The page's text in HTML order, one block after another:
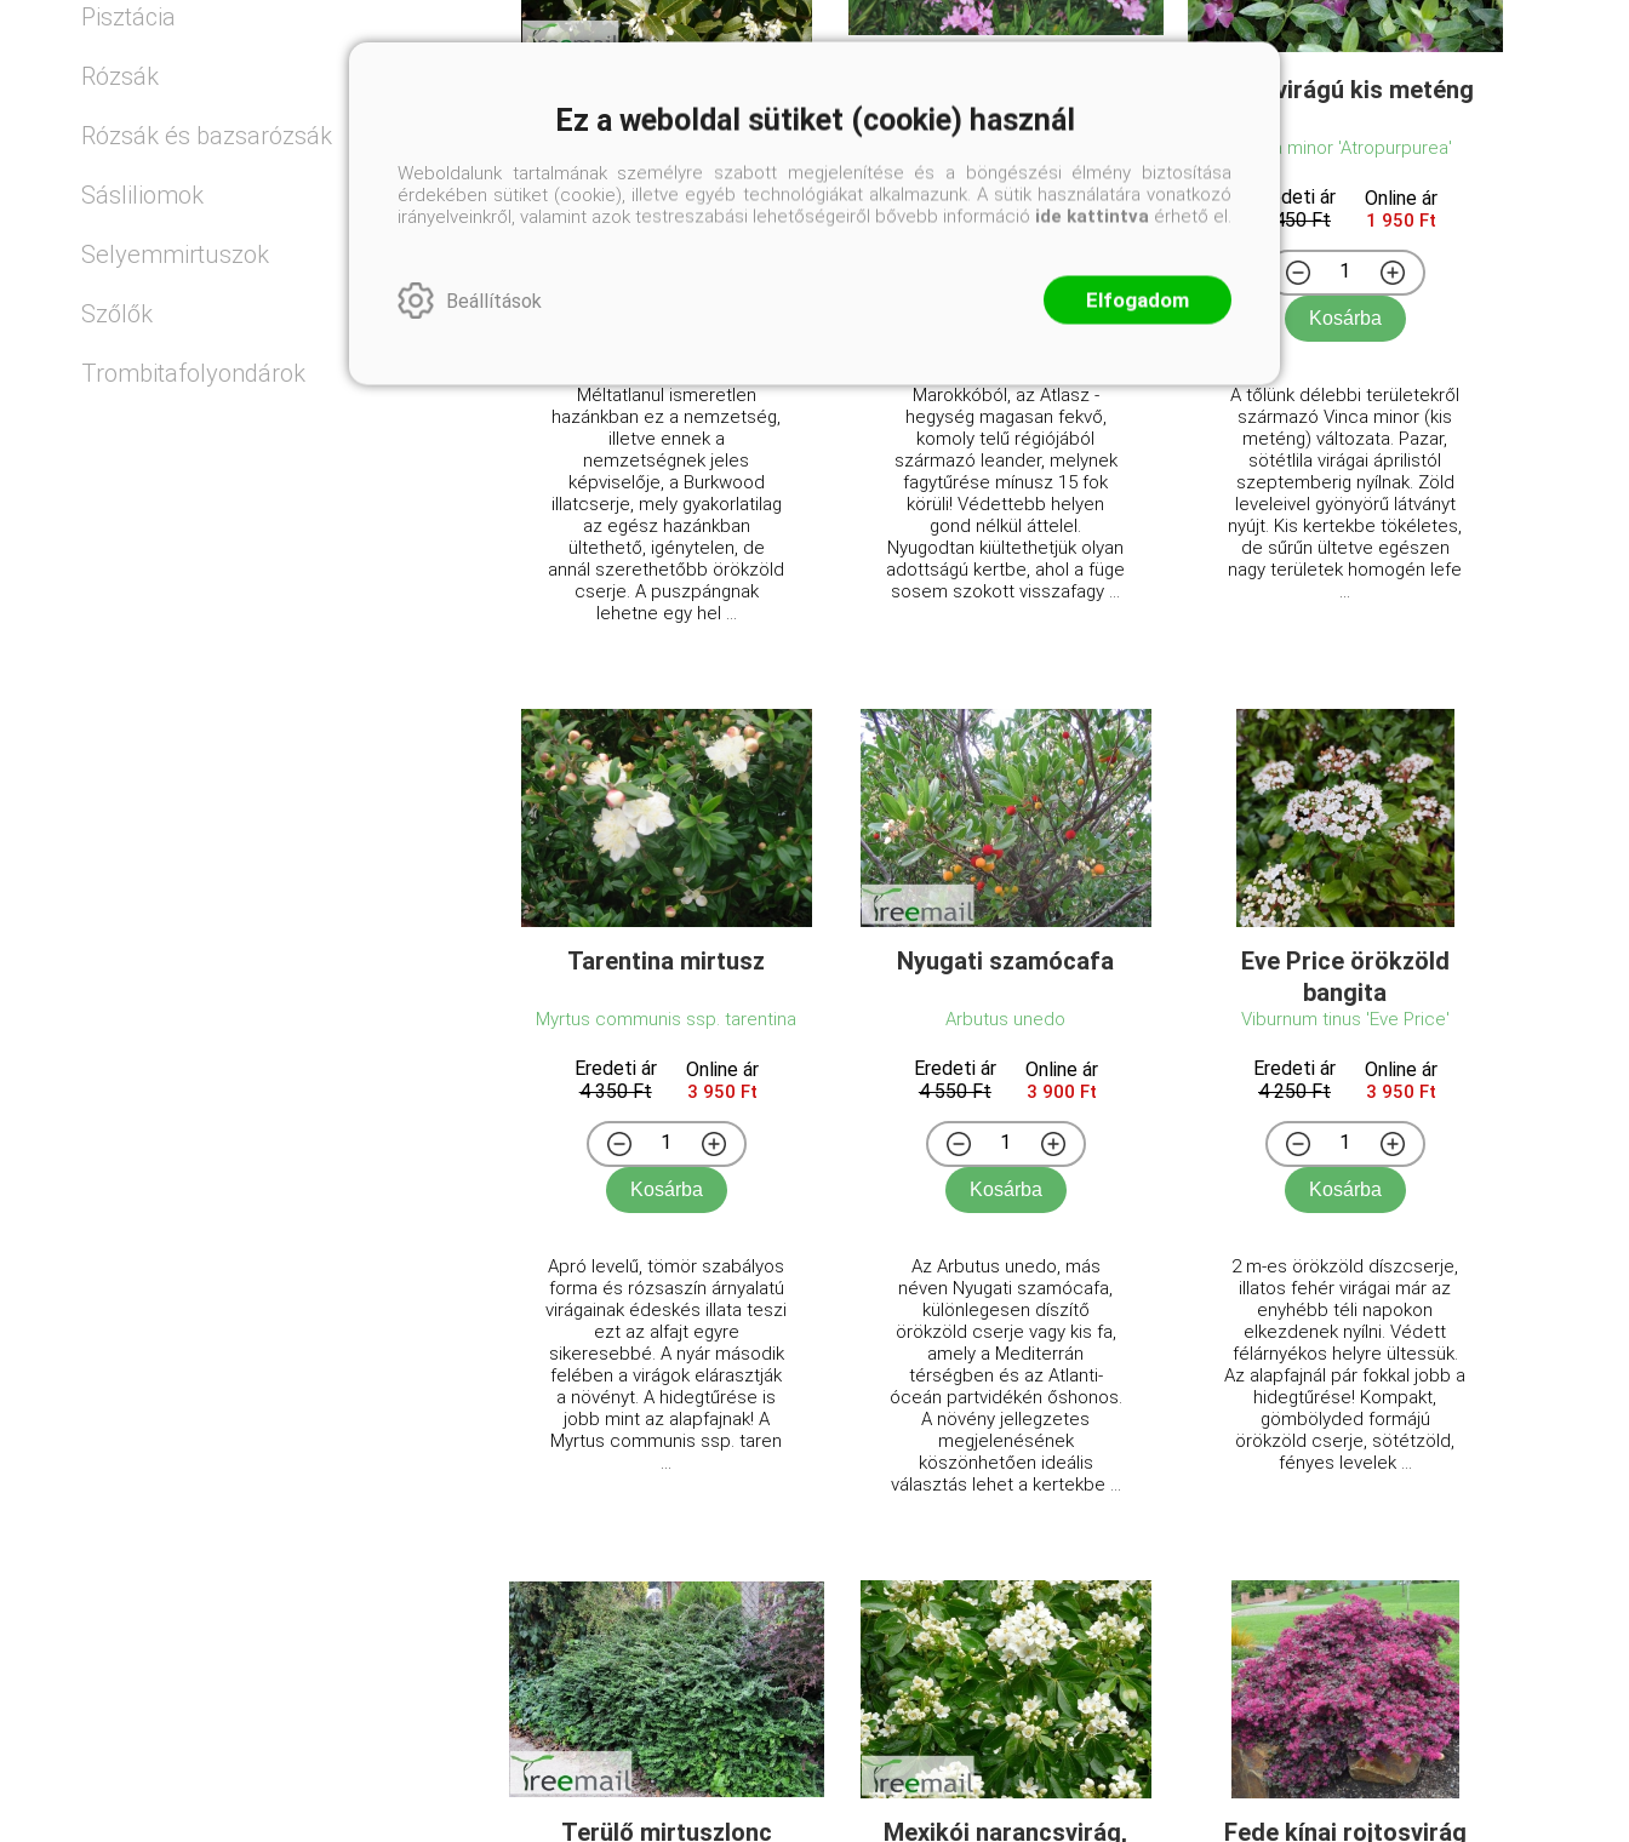
Pisztácia
Rózsák
Rózsák és bazsarózsák
Sásliliomok
Selyemmirtuszok
Szőlők
Trombitafolyondárok
Eredeti ár
4 350 Ft
Online ár
3 950 Ft
Méltatlanul ismeretlen
hazánkban ez a nemzetség,
illetve ennek a
nemzetségnek jeles
képviselője, a Burkwood
illatcserje, mely gyakorlatilag
az egész hazánkban
ültethető, igénytelen, de
annál szerethetőbb örökzöld
cserje. A puszpángnak
lehetne egy hel ...
Eredeti ár
4 950 Ft
Online ár
4 650 Ft
Marokkóból, az Atlasz -
hegység magasan fekvő,
komoly telű régiójából
származó leander, melynek
fagytűrése mínusz 15 fok
körüli! Védettebb helyen
gond nélkül áttelel.
Nyugodtan kiültethetjük olyan
adottságú kertbe, ahol a füge
sosem szokott visszafagy ...
Bíborvirágú kis meténg
Vinca minor 'Atropurpurea'
Eredeti ár
2 450 Ft
Online ár
1 950 Ft
Kosárba
A tőlünk délebbi területekről
származó Vinca minor (kis
meténg) változata. Pazar,
sötétlila virágai áprilistól
szeptemberig nyílnak. Zöld
leveleivel gyönyörű látványt
nyújt. Kis kertekbe tökéletes,
de sűrűn ültetve egészen
nagy területek homogén lefe
...
Tarentina mirtusz
Myrtus communis ssp. tarentina
Eredeti ár
4 350 Ft
Online ár
3 950 Ft
Kosárba
Apró levelű, tömör szabályos
forma és rózsaszín árnyalatú
virágainak édeskés illata teszi
ezt az alfajt egyre
sikeresebbé. A nyár második
felében a virágok elárasztják
a növényt. A hidegtűrése is
jobb mint az alapfajnak! A
Myrtus communis ssp. taren
...
Nyugati szamócafa
Arbutus unedo
Eredeti ár
4 550 Ft
Online ár
3 900 Ft
Kosárba
Az Arbutus unedo, más
néven Nyugati szamócafa,
különlegesen díszítő
örökzöld cserje vagy kis fa,
amely a Mediterrán
térségben és az Atlanti-
óceán partvidékén őshonos.
A növény jellegzetes
megjelenésének
köszönhetően ideális
választás lehet a kertekbe ...
Eve Price örökzöld
bangita
Viburnum tinus 'Eve Price'
Eredeti ár
4 250 Ft
Online ár
3 950 Ft
Kosárba
2 m-es örökzöld díszcserje,
illatos fehér virágai már az
enyhébb téli napokon
elkezdenek nyílni. Védett
félárnyékos helyre ültessük.
Az alapfajnál pár fokkal jobb a
hidegtűrése! Kompakt,
gömbölyded formájú
örökzöld cserje, sötétzöld,
fényes levelek ...
Terülő mirtuszlonc Mexikói narancsvirág, Fede kínai rojtosvirág
Ez a weboldal sütiket (cookie) használ
Weboldalunk tartalmának személyre szabott megjelenítése és a böngészési élmény biztosítása
érdekében sütiket (cookie), illetve egyéb technológiákat alkalmazunk. A sütik használatára vonatkozó
irányelveinkről, valamint azok testreszabási lehetőségeiről bővebb információ ide kattintva érhető el.
Beállítások Elfogadom